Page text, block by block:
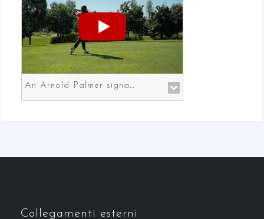
An Arnold Palmer signature course in Prato the gateway to Florence
Collegamenti esterni